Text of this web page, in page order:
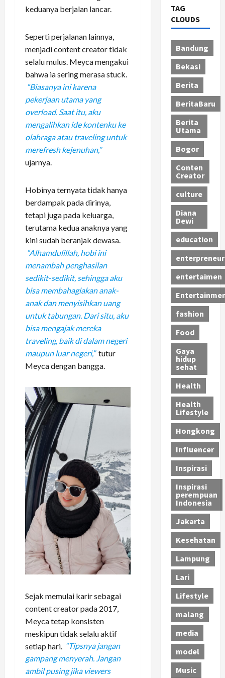
keduanya berjalan lancar.
Seperti perjalanan lainnya,
menjadi content creator tidak
selalu mulus. Meyca mengakui
bahwa ia sering merasa stuck.
“Biasanya ini karena
pekerjaan utama yang
overload. Saat itu, aku
mengalihkan ide kontenku ke
olahraga atau traveling untuk
merefresh kejenuhan,”
ujarnya.
Hobinya ternyata tidak hanya
berdampak pada dirinya,
tetapi juga pada keluarga,
terutama kedua anaknya yang
kini sudah beranjak dewasa.
“Alhamdulillah, hobi ini
menambah penghasilan
sedikit-sedikit, sehingga aku
bisa membahagiakan anak-
anak dan menyisihkan uang
untuk tabungan. Dari situ, aku
bisa mengajak mereka
traveling, baik di dalam negeri
maupun luar negeri,” tutur
Meyca dengan bangga.
Sejak memulai karir sebagai
content creator pada 2017,
Meyca tetap konsisten
meskipun tidak selalu aktif
setiap hari. “Tipsnya jangan
gampang menyerah. Jangan
ambil pusing jika viewers
TAG
CLOUDS
Bandung
Bekasi
Berita
BeritaBaru
Berita
Utama
Bogor
Conten
Creator
culture
Diana
Dewi
education
enterpreneur
entertaimen
fashion
Food
Gaya
hidup
sehat
Health
Health
Lifestyle
Hongkong
Influencer
Inspirasi
Inspirasi
perempuan
Indonesia
Jakarta
Kesehatan
Lampung
Lari
Lifestyle
malang
media
model
Music